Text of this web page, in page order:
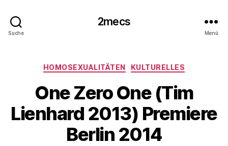
Suche
2mecs
Menü
Kategorien
HOMOSEXUALITÄTEN KULTURELLES
One Zero One (Tim
Lienhard 2013) Premiere
Berlin 2014